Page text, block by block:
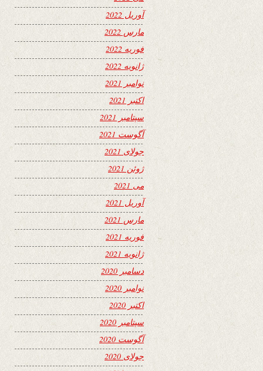
آوریل 2022
مارس 2022
فوریه 2022
ژانویه 2022
نوامبر 2021
اکتبر 2021
سپتامبر 2021
آگوست 2021
جولای 2021
ژوئن 2021
می 2021
آوریل 2021
مارس 2021
فوریه 2021
ژانویه 2021
دسامبر 2020
نوامبر 2020
اکتبر 2020
سپتامبر 2020
آگوست 2020
جولای 2020